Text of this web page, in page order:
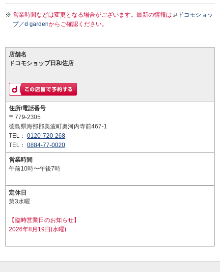
営業時間などは変更となる場合がございます。最新の情報は
ドコモショッ
プ／d gardenからご確認ください。
店舗名
ドコモショップ日和佐店
住所/電話番号
〒779-2305
徳島県海部郡美波町奥河内寺前467-1
TEL： 0120-720-268
TEL： 0884-77-0020
営業時間
午前10時〜午後7時
定休日
第3水曜
【臨時営業日のお知らせ】
2026年8月19日(水曜)